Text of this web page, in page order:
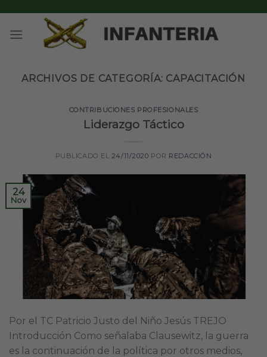
content
ARCHIVOS DE CATEGORÍA: CAPACITACIÓN
CONTRIBUCIONES PROFESIONALES
Liderazgo Táctico
PUBLICADO EL 24/11/2020 POR REDACCIÓN
24
Nov
Por el TC Patricio Justo del Niño Jesús TREJO
Introducción Como señalaba Clausewitz, la guerra
es la continuación de la política por otros medios,